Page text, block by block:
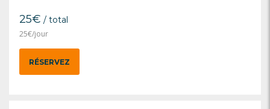
25€ / total
25€/jour
RÉSERVEZ